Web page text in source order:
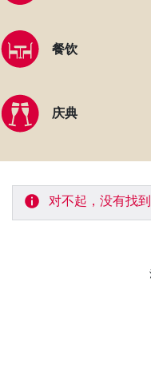
餐饮
庆典
对不起，没有找到